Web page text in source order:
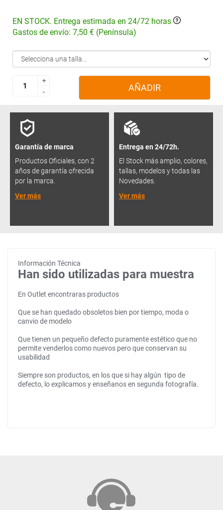
EN STOCK. Entrega estimada en 24/72 horas
Gastos de envío: 7,50 € (Península)
+
-
+
-
AÑADIR
Garantía de marca
Productos Oficiales, con 2
años de garantía ofrecida
por la marca.
Ver más
Entrega en 24/72h.
El Stock más amplio, colores,
tallas, modelos y todas las
Novedades.
Ver más
Información Técnica
Han sido utilizadas para muestra
En Outlet encontraras productos
Que se han quedado obsoletos bien por tiempo, moda o
canvio de modelo
Que tienen un pequeño defecto puramente estético que no
permite venderlos como nuevos pero que conservan su
usabilidad
Siempre son productos, en los que si hay algún tipo de
defecto, lo explicamos y enseñanos en segunda fotografía.